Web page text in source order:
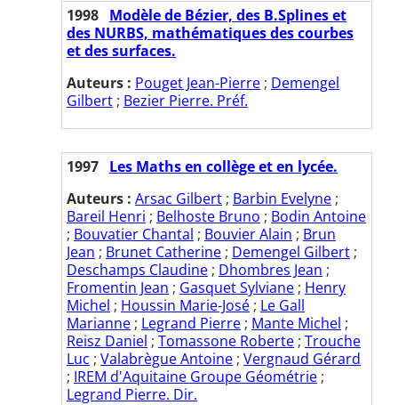
1998 Modèle de Bézier, des B.Splines et
des NURBS, mathématiques des courbes
et des surfaces.
Auteurs : Pouget Jean-Pierre ; Demengel
Gilbert ; Bezier Pierre. Préf.
1997 Les Maths en collège et en lycée.
Auteurs : Arsac Gilbert ; Barbin Evelyne ;
Bareil Henri ; Belhoste Bruno ; Bodin Antoine
; Bouvatier Chantal ; Bouvier Alain ; Brun
Jean ; Brunet Catherine ; Demengel Gilbert ;
Deschamps Claudine ; Dhombres Jean ;
Fromentin Jean ; Gasquet Sylviane ; Henry
Michel ; Houssin Marie-José ; Le Gall
Marianne ; Legrand Pierre ; Mante Michel ;
Reisz Daniel ; Tomassone Roberte ; Trouche
Luc ; Valabrègue Antoine ; Vergnaud Gérard
; IREM d'Aquitaine Groupe Géométrie ;
Legrand Pierre. Dir.